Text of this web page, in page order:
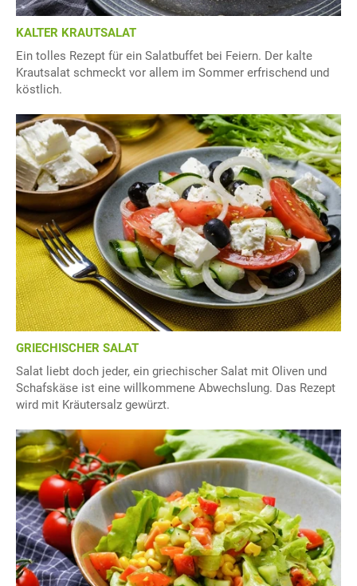
KALTER KRAUTSALAT
Ein tolles Rezept für ein Salatbuffet bei Feiern. Der kalte
Krautsalat schmeckt vor allem im Sommer erfrischend und
köstlich.
GRIECHISCHER SALAT
Salat liebt doch jeder, ein griechischer Salat mit Oliven und
Schafskäse ist eine willkommene Abwechslung. Das Rezept
wird mit Kräutersalz gewürzt.